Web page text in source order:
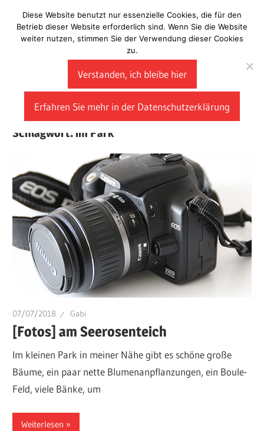
Inhalt
springen
Laberladen
Schlagwort: im Park
07/07/2018 Gabi
[Fotos] am Seerosenteich
Im kleinen Park in meiner Nähe gibt es schöne große
Bäume, ein paar nette Blumenanpflanzungen, ein Boule-
Feld, viele Bänke, um
Weiterlesen
Diese Website benutzt nur essenzielle Cookies, die für den
Betrieb dieser Website erforderlich sind. Wenn Sie die Website
weiter nutzen, stimmen Sie der Verwendung dieser Cookies
zu.
Verstanden, ich bleibe hier
Erfahren Sie mehr in der Datenschutzerklärung